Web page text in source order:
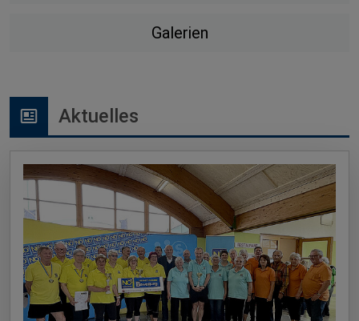
Galerien
Aktuelles